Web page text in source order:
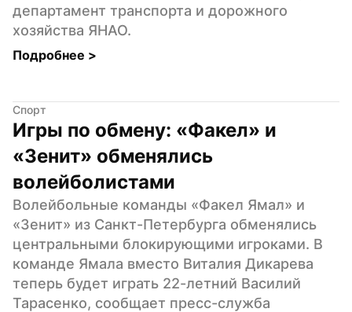
департамент транспорта и дорожного
хозяйства ЯНАО.
Подробнее >
Спорт
Игры по обмену: «Факел» и
«Зенит» обменялись
волейболистами
Волейбольные команды «Факел Ямал» и
«Зенит» из Санкт-Петербурга обменялись
центральными блокирующими игроками. В
команде Ямала вместо Виталия Дикарева
теперь будет играть 22-летний Василий
Тарасенко, сообщает пресс-служба